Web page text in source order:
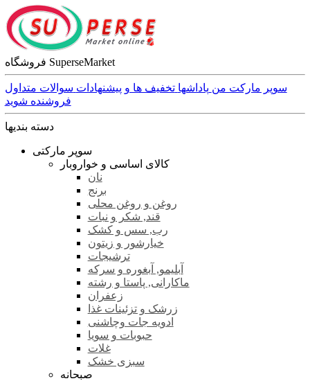
فروشگاه SuperseMarket
سوپر مارکت من پاداشها تخفیف ها و پیشنهادات سوالات متداول
فروشنده شوید
دسته بندیها
سوپر مارکتی
کالای اساسی و خواروبار
نان
برنج
روغن و روغن محلی
قند, شکر و نبات
رب, سس و کشک
خیارشور و زیتون
ترشیجات
آبلیمو, آبغوره و سرکه
ماکارانی, پاستا و رشته
زعفران
زرشک و تزئینات غذا
ادویه جات وچاشنی
حبوبات و سویا
غلات
سبزی خشک
صبحانه